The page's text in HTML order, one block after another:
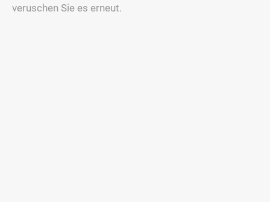
veruschen Sie es erneut.